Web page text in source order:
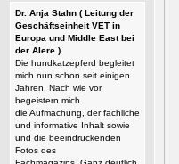
Dr. Anja Stahn ( Leitung der
Geschäftseinheit VET in
Europa und Middle East bei
der Alere )
Die hundkatzepferd begleitet
mich nun schon seit einigen
Jahren. Nach wie vor
begeistern mich
die Aufmachung, der fachliche
und informative Inhalt sowie
und die beeindruckenden
Fotos des